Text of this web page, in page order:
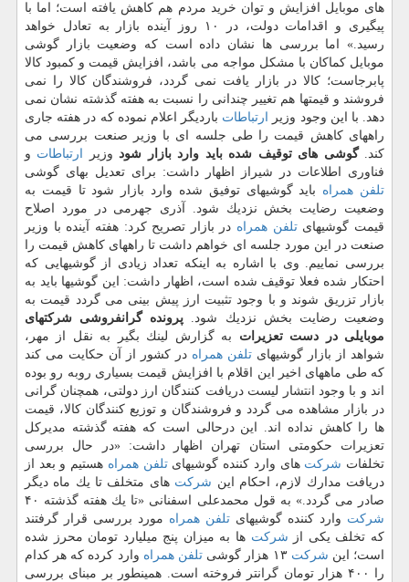
های موبایل افزایش و توان خرید مردم هم كاهش یافته است؛ اما با
پیگیری و اقدامات دولت، در ۱۰ روز آینده بازار به تعادل خواهد
رسید.» اما بررسی ها نشان داده است كه وضعیت بازار گوشی
موبایل كماكان با مشكل مواجه می باشد، افزایش قیمت و كمبود كالا
پابرجاست؛ كالا در بازار یافت نمی گردد، فروشندگان كالا را نمی
فروشند و قیمتها هم تغییر چندانی را نسبت به هفته گذشته نشان نمی
دهد. با این وجود وزیر
ارتباطات باردیگر اعلام نموده كه در هفته جاری
راههای كاهش قیمت را طی جلسه ای با وزیر صنعت بررسی می
كند.گوشی های توقیف شده باید وارد بازار شودوزیر ارتباطات و
فناوری اطلاعات در شیراز اظهار داشت: برای تعدیل بهای گوشی
تلفن همراه باید گوشیهای توفیق شده وارد بازار شود تا قیمت به
وضعیت رضایت بخش نزدیك شود. آذری جهرمی در مورد اصلاح
قیمت گوشیهایتلفن همراه در بازار تصریح كرد: هفته آینده با وزیر
صنعت در این مورد جلسه ای خواهم داشت تا راههای كاهش قیمت را
بررسی نماییم. وی با اشاره به اینكه تعداد زیادی از گوشیهایی كه
احتكار شده فعلا توقیف شده است، اظهار داشت: این گوشیها باید به
بازار تزریق شوند و با وجود تثبیت ارز پیش بینی می گردد قیمت به
وضعیت رضایت بخش نزدیك شود. پرونده گرانفروشی شركتهای
موبایلی در دست تعزیرات به گزارش لینك بگیر به نقل از مهر،
شواهد از بازار گوشیهای تلفن همراه در كشور از آن حكایت می كند
كه طی ماههای اخیر این اقلام با افزایش قیمت بسیاری روبه رو بوده
اند و با وجود انتشار لیست دریافت كنندگان ارز دولتی، همچنان گرانی
در بازار مشاهده می گردد و فروشندگان و توزیع كنندگان كالا، قیمت
ها را كاهش نداده اند. این درحالی است كه هفته گذشته مدیركل
تعزیرات حكومتی استان تهران اظهار داشت: «در حال بررسی
تخلفات شركت های وارد كننده گوشیهایتلفن همراه هستیم و بعد از
دریافت مدارك لازم، احكام این شركت های متخلف تا یك ماه دیگر
صادر می گردد.» به قول محمدعلی اسفنانی «تا یك هفته گذشته ۴۰
شركت وارد كننده گوشیهای تلفن همراه مورد بررسی قرار گرفتند
كه تخلف یكی از شركت ها به میزان پنج میلیارد تومان محرز شده
است؛ این شركت تلفن همراه وارد كرده كه هر كدام
را ۴۰۰ هزار تومان گرانتر فروخته است. همینطور بر مبنای بررسی